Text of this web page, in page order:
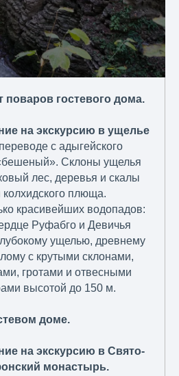
поваров гостевого дома.
на экскурсию в ущелье
с адыгейского
Склоны ущелья
лес, деревья и скалы
плюща.
красивейших водопадов:
Руфабго и Девичья
ущелью, древнему
с крутыми склонами,
гротами и отвесными
высотой до 150 м.
доме.
на экскурсию в Свято-
монастырь.